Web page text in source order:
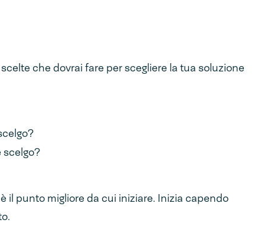
che dovrai fare per scegliere la tua soluzione
il punto migliore da cui iniziare. Inizia capendo